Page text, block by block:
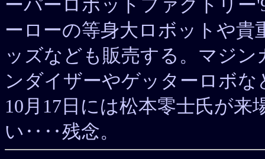
ーパーロボットファクトリー
ーローの等身大ロボットや
ッズなども販売する。マジ
ンダイザーやゲッターロボ
10月17日には松本零士氏が
い‥‥残念。